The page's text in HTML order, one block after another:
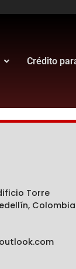
Crédito
Torre
Colombia